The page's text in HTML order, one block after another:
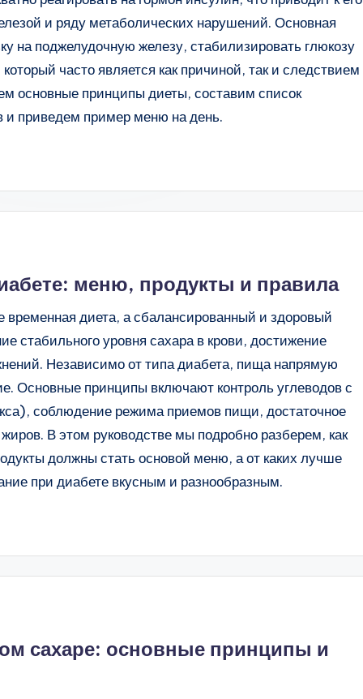
и ряду метаболических нарушений. Основная
на поджелудочную железу, стабилизировать глюкозу
часто является как причиной, так и следствием
основные принципы диеты, составим список
и приведем пример меню на день.
меню, продукты и правила
диета, а сбалансированный и здоровый
стабильного уровня сахара в крови, достижение
Независимо от типа диабета, пища напрямую
Основные принципы включают контроль углеводов с
соблюдение режима приемов пищи, достаточное
В этом руководстве мы подробно разберем, как
должны стать основой меню, а от каких лучше
при диабете вкусным и разнообразным.
сахаре: основные принципы и